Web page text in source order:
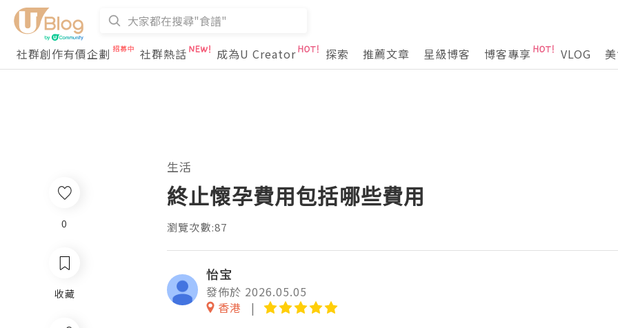
社群創作有價企劃 社群熱話 成為U Creator 探索 推薦文章 星級博客 博客專享 VLOG
生活
終止懷孕費用包括哪些費用
瀏覽次數:87
怡宝
發佈於 2026.05.05
香港
0
收藏